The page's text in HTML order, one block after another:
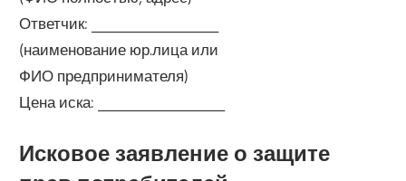
Ответчик: ____________________
(наименование юр.лица или
ФИО предпринимателя)
Цена иска: ____________________
Исковое заявление о защите